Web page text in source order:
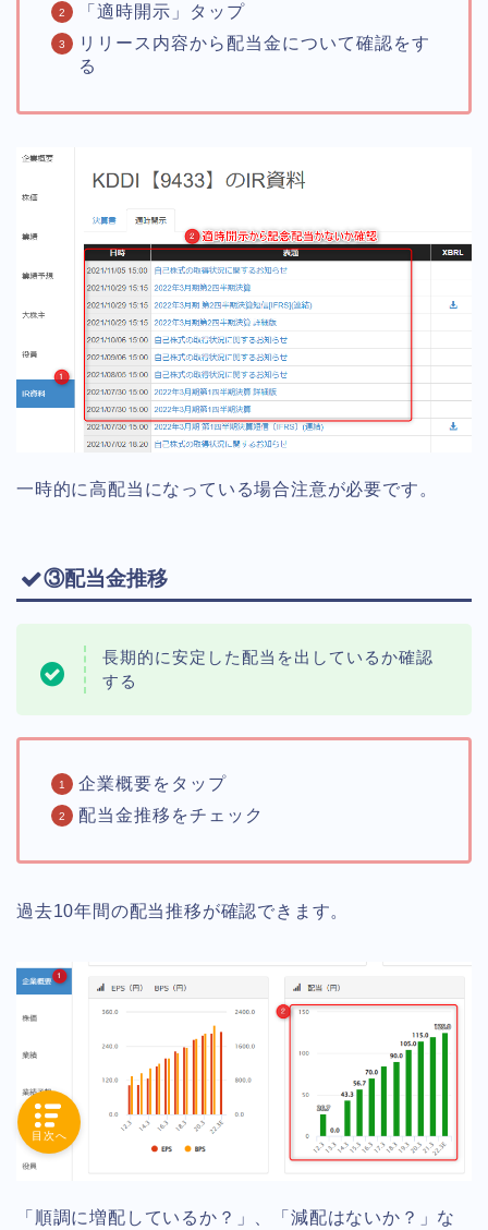
「適時開示」タップ
リリース内容から配当金について確認をす
る
一時的に高配当になっている場合注意が必要です。
③配当金推移
長期的に安定した配当を出しているか確認
する
企業概要をタップ
配当金推移をチェック
過去10年間の配当推移が確認できます。
「順調に増配しているか？」、「減配はないか？」な
目次へ